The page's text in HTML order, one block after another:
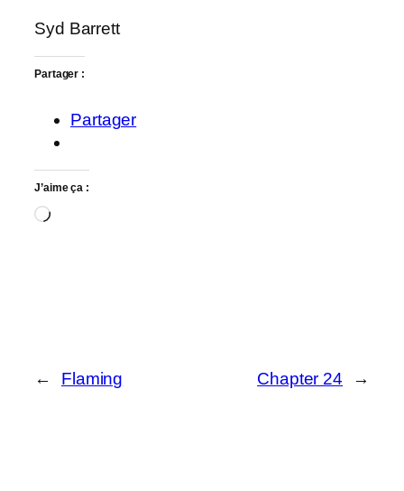
Syd Barrett
Partager :
Partager
J’aime ça :
Chargement…
← Flaming Chapter 24 →